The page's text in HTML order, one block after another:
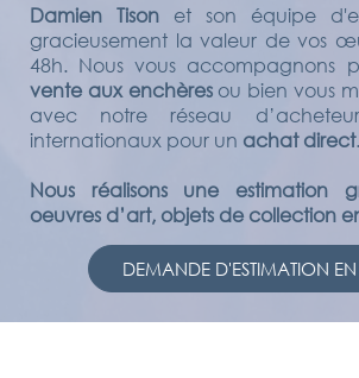
Damien Tison et son équipe
gracieusement la valeur de vos
48h. Nous vous accompagnons
vente aux enchèresou bien vous
avec notre réseau
internationaux pour un achat direct.
Nous réalisons une estimation
oeuvres d’art, objets de collection
DEMANDE D'ESTIMATION